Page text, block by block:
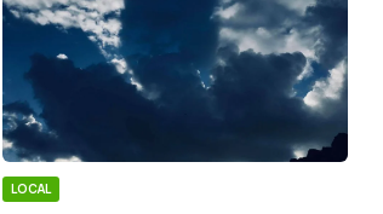
LOCAL